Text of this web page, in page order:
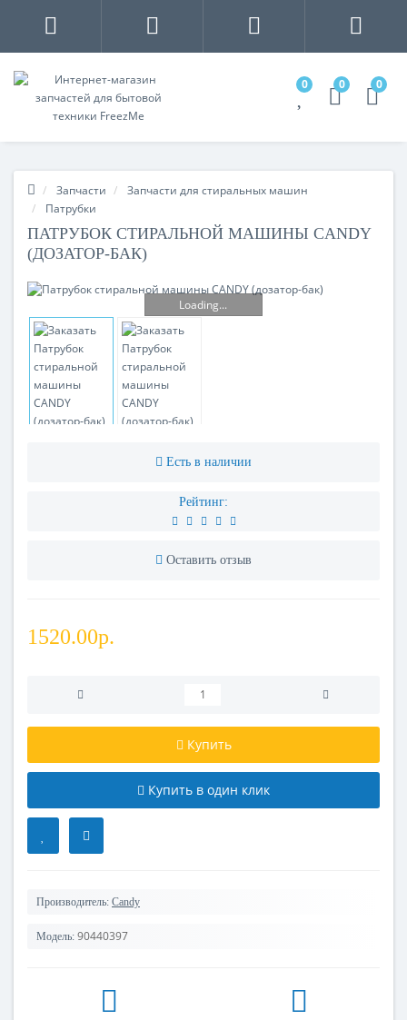
0 0 0
Запчасти
Запчасти для стиральных машин
Патрубки
ПАТРУБОК СТИРАЛЬНОЙ МАШИНЫ CANDY
(ДОЗАТОР-БАК)
Loading...
Есть в наличии
Рейтинг:
Оставить отзыв
1520.00р.
Купить
Купить в один клик
Производитель: Candy
Модель: 90440397